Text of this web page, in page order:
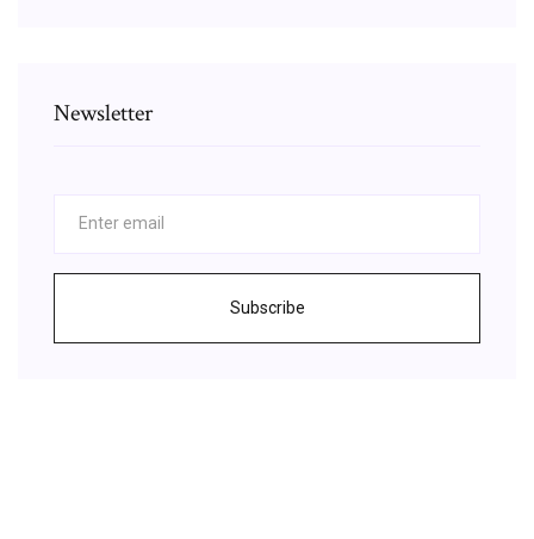
Newsletter
Subscribe